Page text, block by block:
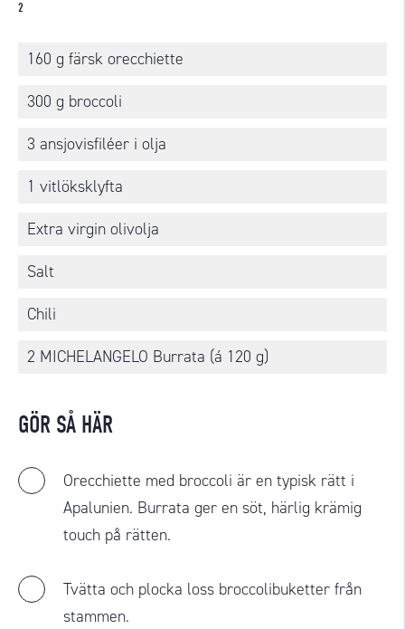
2
160 g färsk orecchiette
300 g broccoli
3 ansjovisfiléer i olja
1 vitlöksklyfta
Extra virgin olivolja
Salt
Chili
2 MICHELANGELO Burrata (á 120 g)
GÖR SÅ HÄR
Orecchiette med broccoli är en typisk rätt i
Apalunien. Burrata ger en söt, härlig krämig
touch på rätten.
Tvätta och plocka loss broccolibuketter från
stammen.